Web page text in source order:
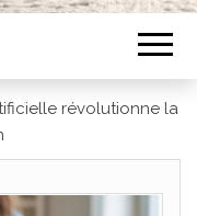
révolutionne la